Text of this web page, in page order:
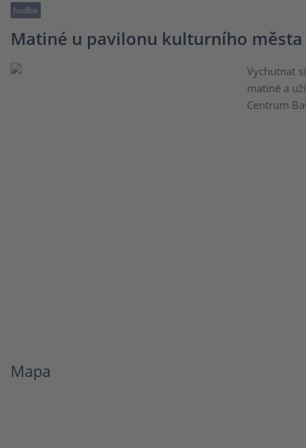
hudba
Matiné u pavilonu kulturního města
Vychutnat
matiné a
Centrum
Mapa